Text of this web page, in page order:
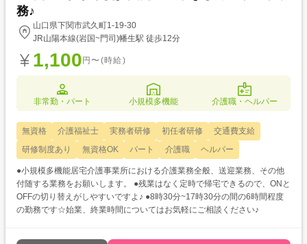
務♪
山口県下関市武久町1-19-30
JR山陽本線(岩国~門司)幡生駅 徒歩12分
1,100 円〜(時給)
非常勤・パート 小規模多機能 介護職・ヘルパー
無資格 介護福祉士 実務者研修 初任者研修
交通費支給
研修制度あり
無資格OK パート 介護職 ヘルパー
●小規模多機能居宅介護事業所における介護業務全般、送迎業務、その他
付随する業務をお願いします。 ●残業はなく定時で帰宅できるので、ONと
OFFの切り替えがしやすいですよ♪ ●8時30分~17時30分の間の6時間程度
の勤務です☆始業、終業時間についてはお気軽にご相談ください♪